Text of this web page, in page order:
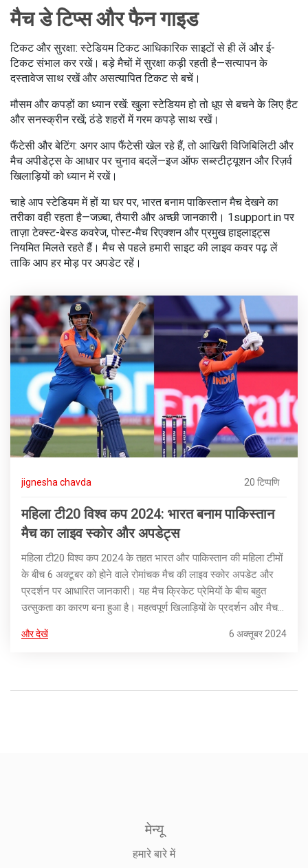
मैच डे टिप्स और फैन गाइड
टिकट और सुरक्षा: स्टेडियम टिकट आधिकारिक साइटों से ही लें और ई-
टिकट संभाल कर रखें। बड़े मैचों में सुरक्षा कड़ी रहती है—सत्यापन के
दस्तावेज साथ रखें और असत्यापित टिकट से बचें।
मौसम और कपड़ों का ध्यान रखें: खुला स्टेडियम हो तो धूप से बचने के लिए हैट
और सनस्क्रीन रखें; ठंडे शहरों में गरम कपड़े साथ रखें।
फैंटेसी और बेटिंग: अगर आप फैंटेसी खेल रहे हैं, तो आखिरी विजिबिलिटी और
मैच अपीडेट्स के आधार पर चुनाव बदलें—इज ऑफ सब्स्टीट्यूशन और रिज़र्व
खिलाड़ियों को ध्यान में रखें।
चाहे आप स्टेडियम में हों या घर पर, भारत बनाम पाकिस्तान मैच देखने का
तरीका वही रहता है—जज़्बा, तैयारी और अच्छी जानकारी। 1support.in पर
ताज़ा टेक्स्ट-बेस्ड कवरेज, पोस्ट-मैच रिएक्शन और प्रमुख हाइलाइट्स
नियमित मिलते रहते हैं। मैच से पहले हमारी साइट की लाइव कवर पढ़ लें
ताकि आप हर मोड़ पर अपडेट रहें।
jignesha chavda 20 टिप्पणि
महिला टी20 विश्व कप 2024: भारत बनाम पाकिस्तान
मैच का लाइव स्कोर और अपडेट्स
महिला टी20 विश्व कप 2024 के तहत भारत और पाकिस्तान की महिला टीमों
के बीच 6 अक्टूबर को होने वाले रोमांचक मैच की लाइव स्कोर अपडेट और
प्रदर्शन पर आधारित जानकारी। यह मैच क्रिकेट प्रेमियों के बीच बहुत
उत्सुकता का कारण बना हुआ है। महत्वपूर्ण खिलाड़ियों के प्रदर्शन और मैच
प्रदान किया जाएगा।
और देखें 6 अक्तूबर 2024
मेन्यू
हमारे बारे में